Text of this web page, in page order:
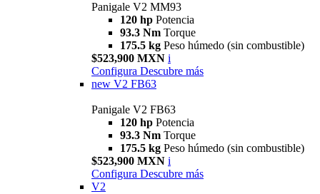
Panigale V2 MM93
120 hp Potencia
93.3 Nm Torque
175.5 kg Peso húmedo (sin combustible)
$523,900 MXN i
Configura Descubre más
new V2 FB63
Panigale V2 FB63
120 hp Potencia
93.3 Nm Torque
175.5 kg Peso húmedo (sin combustible)
$523,900 MXN i
Configura Descubre más
V2